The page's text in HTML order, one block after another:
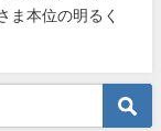
ま本位の明るく